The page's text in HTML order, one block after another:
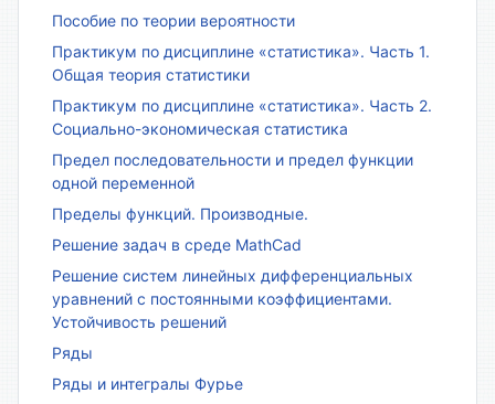
Пособие по теории вероятности
Практикум по дисциплине «статистика». Часть 1.
Общая теория статистики
Практикум по дисциплине «статистика». Часть 2.
Социально-экономическая статистика
Предел последовательности и предел функции
одной переменной
Пределы функций. Производные.
Решение задач в среде MathCad
Решение систем линейных дифференциальных
уравнений с постоянными коэффициентами.
Устойчивость решений
Ряды
Ряды и интегралы Фурье